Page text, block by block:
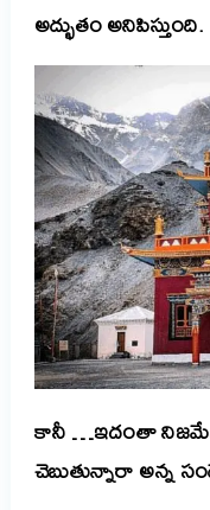
అద్భుతం అనిపిస్తుంది.
కానీ …ఇదంతా
చెబుతున్నారా అన్న